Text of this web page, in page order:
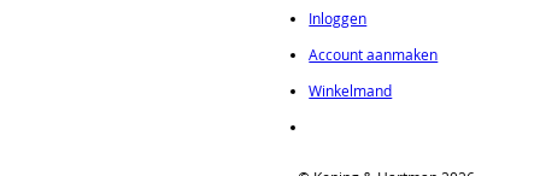
Inloggen
Account aanmaken
Winkelmand